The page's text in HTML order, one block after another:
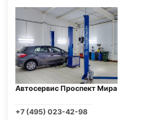
Автосервис Проспект Мира
+7 (495) 023-42-98